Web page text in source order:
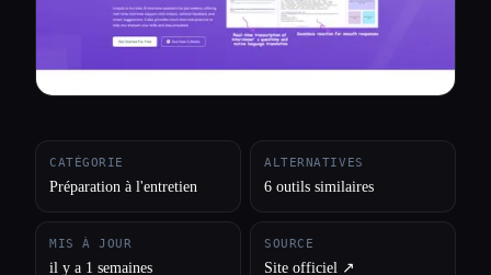
CATÉGORIE
Préparation à l'entretien
ALTERNATIVES
6 outils similaires
MIS À JOUR
il y a 1 semaines
SOURCE
Site officiel ↗︎